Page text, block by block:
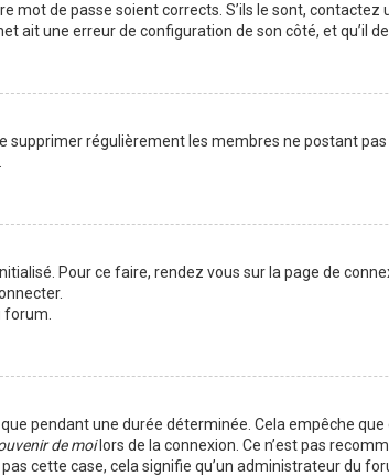
mot de passe soient corrects. S’ils le sont,
ait une erreur de configuration de son côté, et qu’il
supprimer régulièrement les membres ne postant
Pour ce faire, rendez vous sur la page de
pendant une durée déterminée. Cela empêche que
de moilors de la connexion. Ce n’est pas
cette case, cela signifie qu’un administrateur du